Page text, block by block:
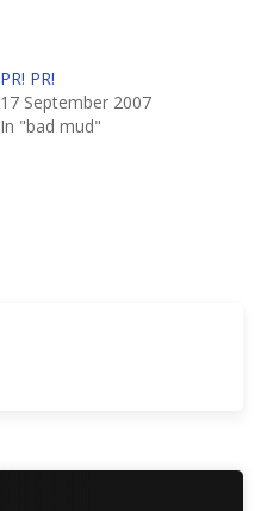
PR! PR!
17 September 2007
In "bad mud"